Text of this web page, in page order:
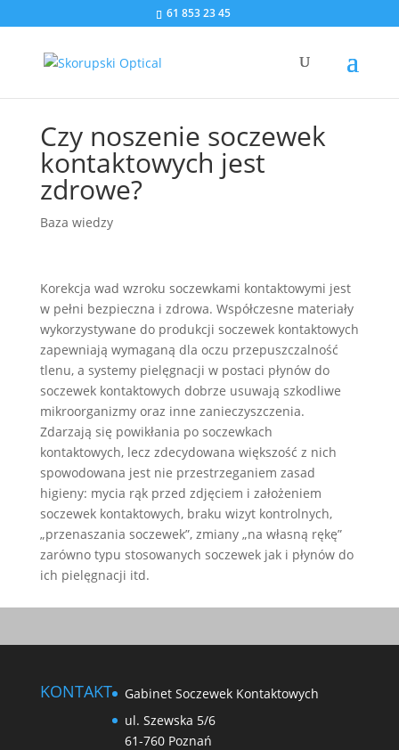
61 853 23 45
Czy noszenie soczewek
kontaktowych jest
zdrowe?
Baza wiedzy
Korekcja wad wzroku soczewkami kontaktowymi jest
w pełni bezpieczna i zdrowa. Współczesne materiały
wykorzystywane do produkcji soczewek kontaktowych
zapewniają wymaganą dla oczu przepuszczalność
tlenu, a systemy pielęgnacji w postaci płynów do
soczewek kontaktowych dobrze usuwają szkodliwe
mikroorganizmy oraz inne zanieczyszczenia.
Zdarzają się powikłania po soczewkach
kontaktowych, lecz zdecydowana większość z nich
spowodowana jest nie przestrzeganiem zasad
higieny: mycia rąk przed zdjęciem i założeniem
soczewek kontaktowych, braku wizyt kontrolnych,
„przenaszania soczewek”, zmiany „na własną rękę”
zarówno typu stosowanych soczewek jak i płynów do
ich pielęgnacji itd.
KONTAKT
Gabinet Soczewek Kontaktowych
ul. Szewska 5/6
61-760 Poznań